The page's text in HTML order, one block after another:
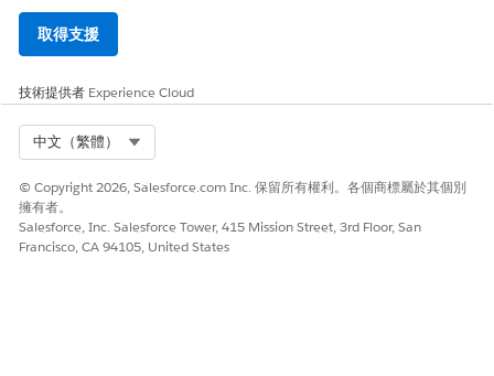
取得支援
技術提供者 Experience Cloud
中文（繁體）
© Copyright 2026, Salesforce.com Inc. 保留所有權利。各個商標屬於其個別
擁有者。
Salesforce, Inc. Salesforce Tower, 415 Mission Street, 3rd Floor, San
Francisco, CA 94105, United States